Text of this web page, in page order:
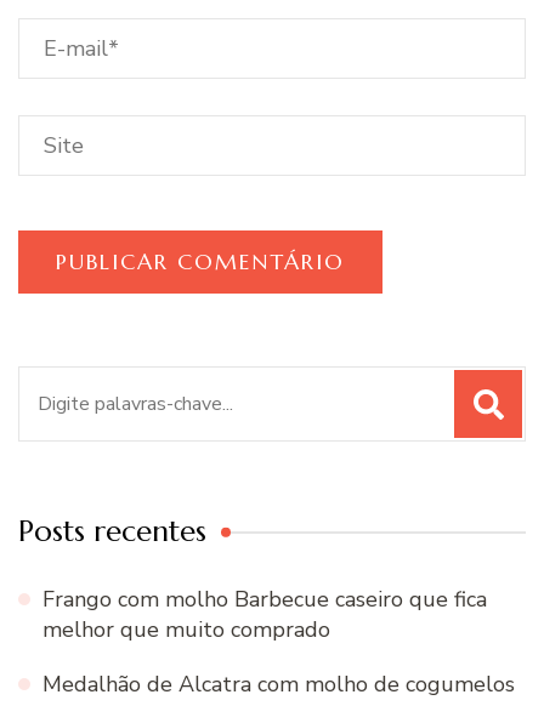
Posts recentes
Frango com molho Barbecue caseiro que fica
melhor que muito comprado
Medalhão de Alcatra com molho de cogumelos